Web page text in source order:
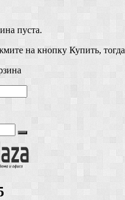
пуста.
на кнопку Купить,